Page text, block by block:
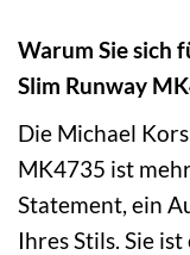
Warum Sie sich
Slim Runway
Die Michael
MK4735 ist
Statement, ein
Ihres Stils. Sie